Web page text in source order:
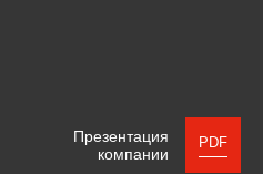
Презентация
компании
PDF